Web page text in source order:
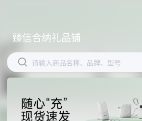
臻信合纳礼品铺
 请输入商品名称、品牌、型号
臻信合纳礼品铺
 请输入商品名称、品牌、型号